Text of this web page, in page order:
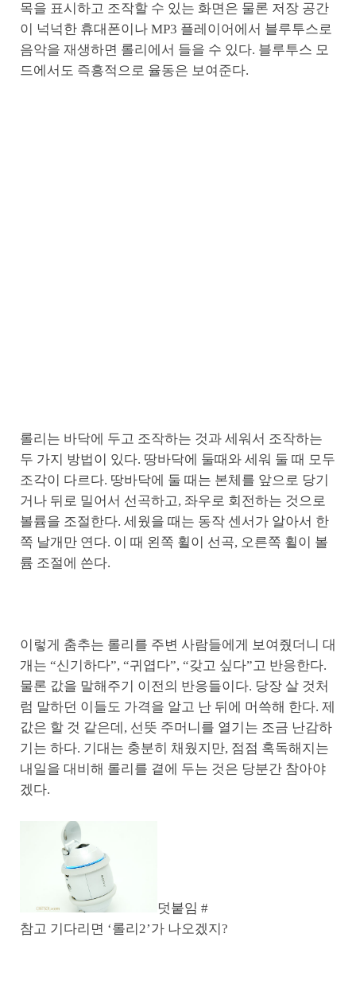
목을 표시하고 조작할 수 있는 화면은 물론 저장 공간
이 넉넉한 휴대폰이나 MP3 플레이어에서 블루투스로
음악을 재생하면 롤리에서 들을 수 있다. 블루투스 모
드에서도 즉흥적으로 율동은 보여준다.
롤리는 바닥에 두고 조작하는 것과 세워서 조작하는
두 가지 방법이 있다. 땅바닥에 둘때와 세워 둘 때 모두
조각이 다르다. 땅바닥에 둘 때는 본체를 앞으로 당기
거나 뒤로 밀어서 선곡하고, 좌우로 회전하는 것으로
볼륨을 조절한다. 세웠을 때는 동작 센서가 알아서 한
쪽 날개만 연다. 이 때 왼쪽 휠이 선곡, 오른쪽 휠이 볼
륨 조절에 쓴다.
이렇게 춤추는 롤리를 주변 사람들에게 보여줬더니 대
개는 “신기하다”, “귀엽다”, “갖고 싶다”고 반응한다.
물론 값을 말해주기 이전의 반응들이다. 당장 살 것처
럼 말하던 이들도 가격을 알고 난 뒤에 머쓱해 한다. 제
값은 할 것 같은데, 선뜻 주머니를 열기는 조금 난감하
기는 하다. 기대는 충분히 채웠지만, 점점 혹독해지는
내일을 대비해 롤리를 곁에 두는 것은 당분간 참아야
겠다.
덧붙임 #
참고 기다리면 ‘롤리2’가 나오겠지?